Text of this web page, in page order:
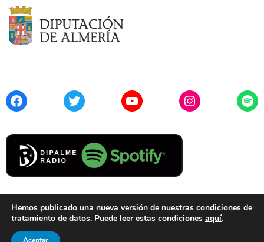
FacebookTwitter YouTubeInstagram
Cookies
Hemos publicado una nueva versión de nuestras condiciones de
tratamiento de datos. Puede leer estas condiciones aquí.